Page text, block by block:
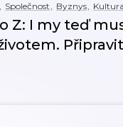
, Společnost, Byznys, Kultura
Z: I my teď